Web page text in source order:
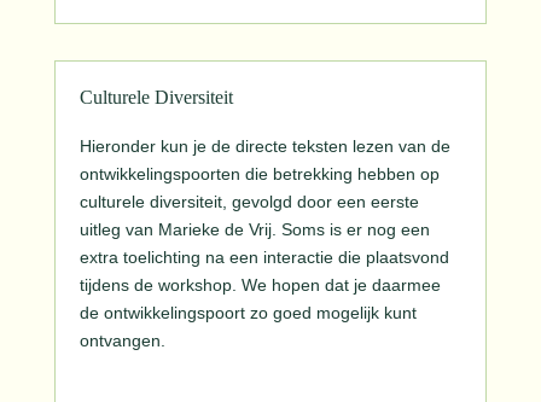
Culturele Diversiteit
Hieronder kun je de directe teksten lezen van de
ontwikkelingspoorten die betrekking hebben op
culturele diversiteit, gevolgd door een eerste
uitleg van Marieke de Vrij. Soms is er nog een
extra toelichting na een interactie die plaatsvond
tijdens de workshop. We hopen dat je daarmee
de ontwikkelingspoort zo goed mogelijk kunt
ontvangen.